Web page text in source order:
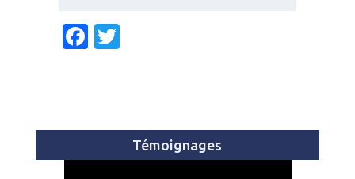
F
b
o
r Témoignages